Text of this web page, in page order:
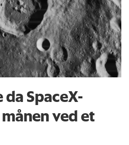
SpaceX-
ved et